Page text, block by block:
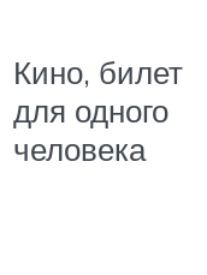
Кино, билет
для одного
человека